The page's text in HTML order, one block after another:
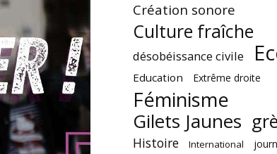
Création sonore
Culture fraîche
désobéissance civile
Education Extrême droite
Féminisme
Gilets Jaunes
Histoire International